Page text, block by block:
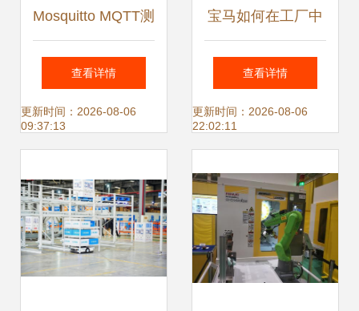
Mosquitto MQTT测
试服务器v1.4.11官
方版 高效可靠的轻
方案
查看详情
更新时间：2026-08-06
09:37:13
宝马如何在工厂中
精准落子 揭秘人工
智能AI的故事
查看详情
更新时间：2026-08-06
22:02:11